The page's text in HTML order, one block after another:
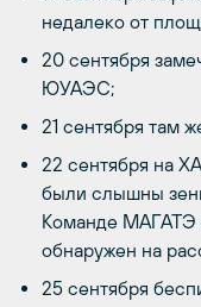
недалеко от
20 сентября
ЮУАЭС;
21 сентября там
22 сентября на
были слышны
Команде МАГАТЭ
обнаружен на
25 сентября